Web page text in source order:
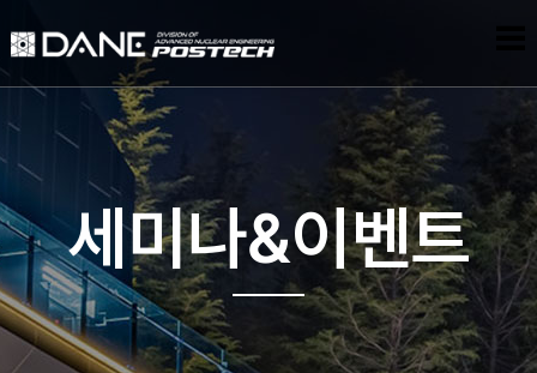
세미나&이벤트